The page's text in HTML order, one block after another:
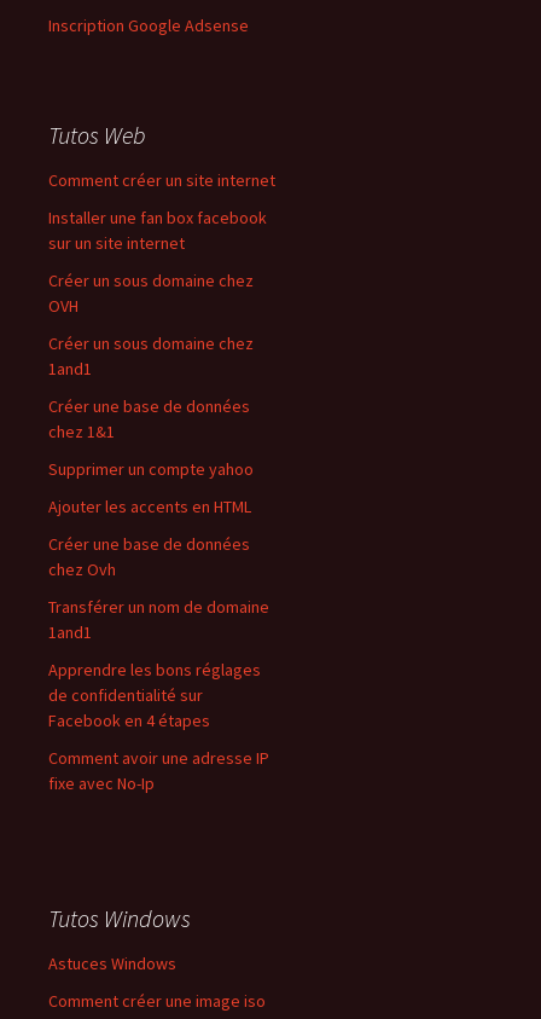
Inscription Google Adsense
Tutos Web
Comment créer un site internet
Installer une fan box facebook
sur un site internet
Créer un sous domaine chez
OVH
Créer un sous domaine chez
1and1
Créer une base de données
chez 1&1
Supprimer un compte yahoo
Ajouter les accents en HTML
Créer une base de données
chez Ovh
Transférer un nom de domaine
1and1
Apprendre les bons réglages
de confidentialité sur
Facebook en 4 étapes
Comment avoir une adresse IP
fixe avec No-Ip
Tutos Windows
Astuces Windows
Comment créer une image iso